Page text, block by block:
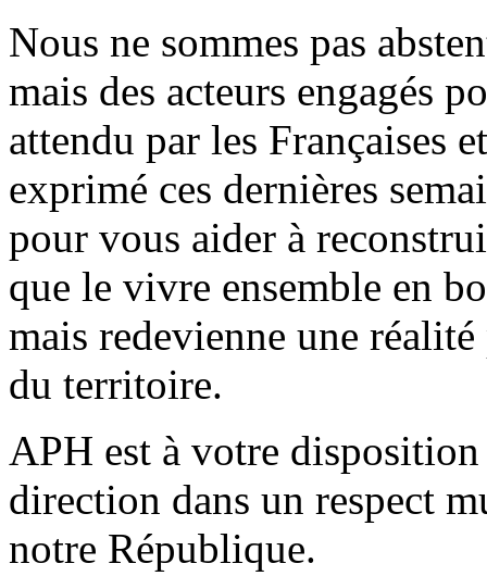
Nous ne sommes pas
mais des acteurs engagés
attendu par les Françaises
exprimé ces dernières
pour vous aider à
que le vivre ensemble en
mais redevienne une
du territoire.
APH est à votre
direction dans un respect
notre République.